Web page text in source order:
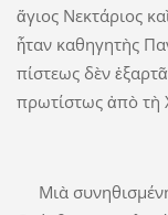
ἅγιος Νεκτάριος
ἦ­ταν καθηγητὴς
πίστεως δὲν
πρωτίστως ἀπὸ τὴ
Μιὰ